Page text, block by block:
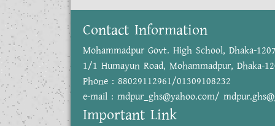
Contact Information
Mohammadpur Govt. High School, Dhaka-
1/1 Humayun Road, Mohammadpur, Dhaka-
Phone : 88029112961/01309108232
e-mail : mdpur_ghs@yahoo.com/
Important Link